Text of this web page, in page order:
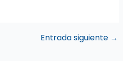
Entrada siguiente →